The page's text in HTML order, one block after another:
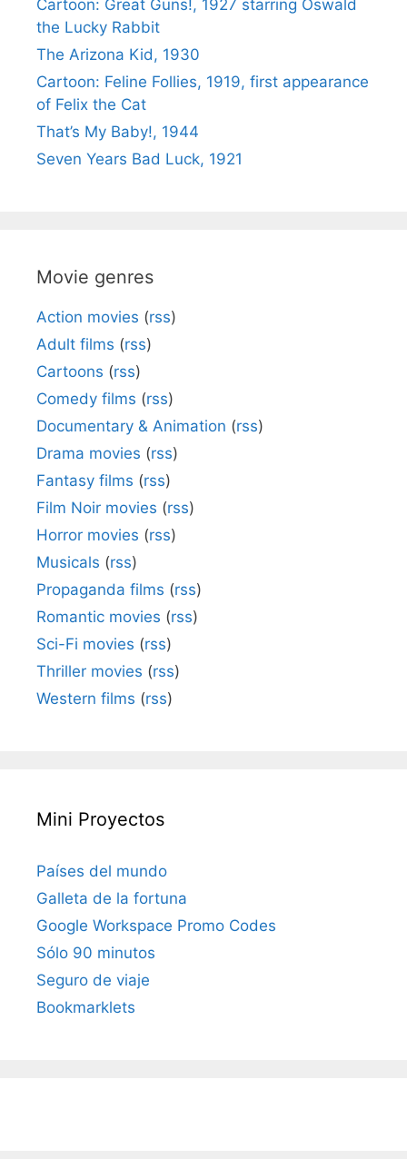
Cartoon: Great Guns!, 1927 starring Oswald
the Lucky Rabbit
The Arizona Kid, 1930
Cartoon: Feline Follies, 1919, first appearance
of Felix the Cat
That’s My Baby!, 1944
Seven Years Bad Luck, 1921
Movie genres
Action movies (rss)
Adult films (rss)
Cartoons (rss)
Comedy films (rss)
Documentary & Animation (rss)
Drama movies (rss)
Fantasy films (rss)
Film Noir movies (rss)
Horror movies (rss)
Musicals (rss)
Propaganda films (rss)
Romantic movies (rss)
Sci-Fi movies (rss)
Thriller movies (rss)
Western films (rss)
Mini Proyectos
Países del mundo
Galleta de la fortuna
Google Workspace Promo Codes
Sólo 90 minutos
Seguro de viaje
Bookmarklets